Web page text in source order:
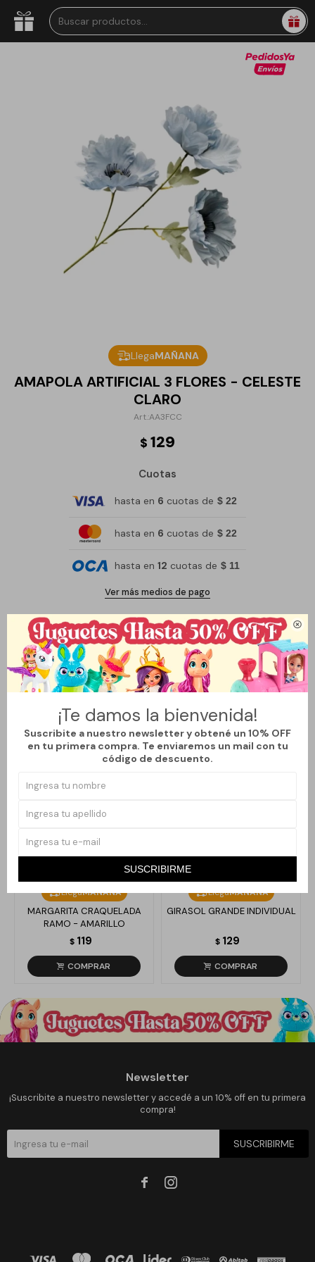

¡Te damos la bienvenida!
Suscribite a nuestro newsletter y obtené un 10% OFF
en tu primera compra. Te enviaremos un mail con tu
código de descuento.
SUSCRIBIRME
LlegaMAÑANA
AMAPOLA ARTIFICIAL 3 FLORES - CELESTE
CLARO
AA3FCC
$ 129
Cuotas
hasta en 6 cuotas de $ 22
hasta en 6 cuotas de $ 22
hasta en 12 cuotas de $ 11
Ver más medios de pago
Medidas: 75 cm
Métodos y costos de envío
Productos que te pueden interesar
LlegaMAÑANA
MARGARITA CRAQUELADA
RAMO - AMARILLO
$ 119
LlegaMAÑANA
GIRASOL GRANDE INDIVIDUAL
$ 129
Newsletter
¡Suscribite a nuestro newsletter y accedé a un 10% off en tu primera
compra!
SUSCRIBIRME
 